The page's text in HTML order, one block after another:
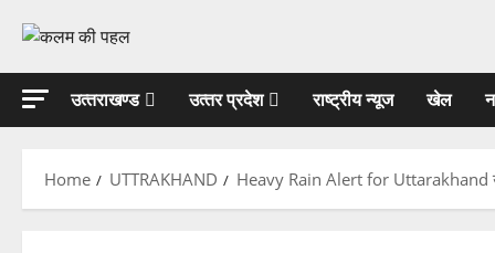
content
उत्‍तराखण्‍ड
उत्‍तर प्रदेश राष्ट्रीय न्यूज खेल
Home UTTRAKHAND Heavy Rain Alert for Uttarakhand